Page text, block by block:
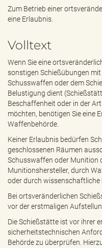
Zum Betrieb einer
eine Erlaubnis.
Volltext
Wenn Sie eine
sonstigen Schießübungen
Schusswaffen oder dem
Belustigung dient
Beschaffenheit oder in der
möchten, benötigen Sie eine
Waffenbehörde.
Keiner Erlaubnis bedürfen
geschlossenen Räumen
Schusswaffen oder Munition
Munitionshersteller, durch
oder durch wissenschaftliche
Bei ortsveränderlichen
vor der erstmaligen
Die Schießstätte ist vor ihrer
sicherheitstechnischen
Behörde zu überprüfen.